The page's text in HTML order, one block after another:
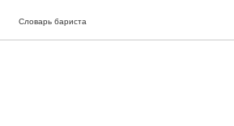
Словарь бариста